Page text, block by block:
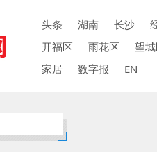
头条 湖南 长沙
开福区
雨花区
望
家居
数字报 EN